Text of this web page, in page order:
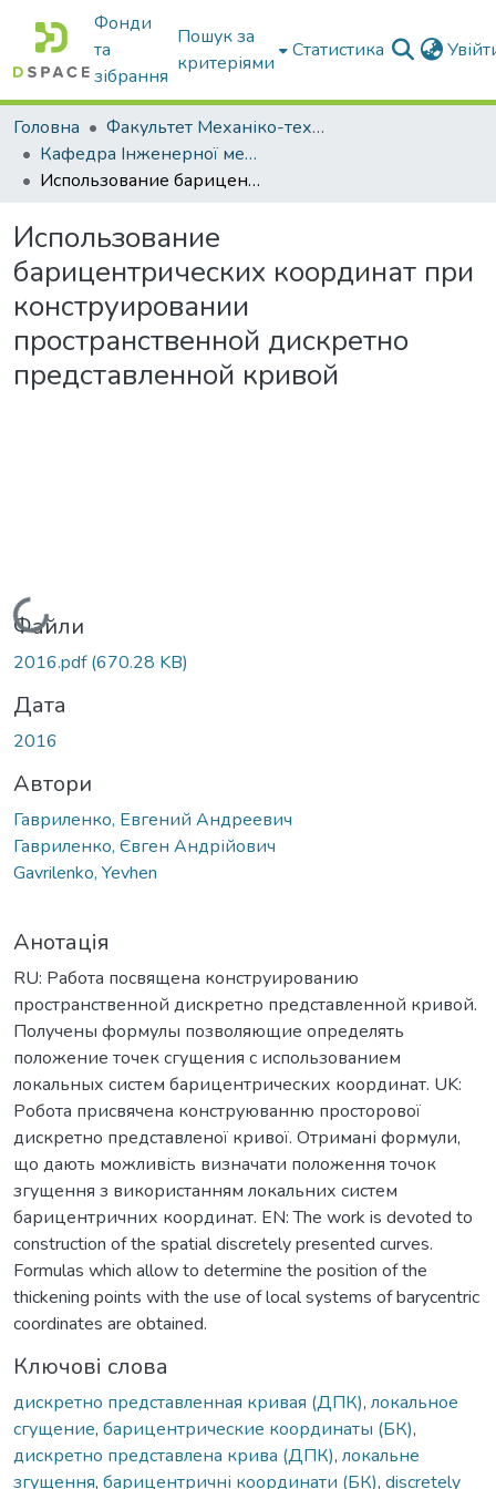
Фонди
та
зібрання
Пошук за
критеріями
Статистика
Головна
Факультет Механіко-технологічний
Кафедра Інженерної механіки та комп'ютерного проектування
Использование барицентрических координат при конструировании пространственной дискретно представленной кривой
Использование
барицентрических координат при
конструировании
пространственной дискретно
представленной кривой
Вантажиться...
Файли
2016.pdf(670.28 KB)
Дата
2016
Автори
Гавриленко, Евгений Андреевич
Гавриленко, Євген Андрійович
Gavrilenko, Yevhen
Анотація
RU: Работа посвящена конструированию
пространственной дискретно представленной кривой.
Получены формулы позволяющие определять
положение точек сгущения с использованием
локальных систем барицентрических координат. UK:
Робота присвячена конструюванню просторової
дискретно представленої кривої. Отримані формули,
що дають можливість визначати положення точок
згущення з використанням локальних систем
барицентричних координат. EN: The work is devoted to
construction of the spatial discretely presented curves.
Formulas which allow to determine the position of the
thickening points with the use of local systems of barycentric
coordinates are obtained.
Ключові слова
дискретно представленная кривая (ДПК), локальное
сгущение, барицентрические координаты (БК),
дискретно представлена крива (ДПК), локальне
згущення, барицентричні координати (БК), discretely